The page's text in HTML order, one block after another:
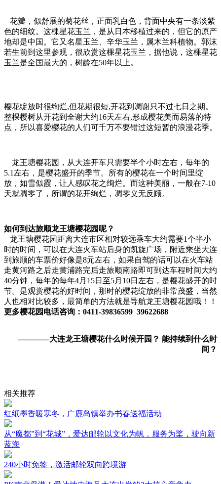
花瓣，似舒展的菊花丝，正面乳白色，背面中央有一条淡紫
色的细纹。这棵星花玉兰，是从日本移植过来的，但它的原产
地却是中国。它又名星玉兰、辛华玉兰，属木兰科植物。郭沫
若生前到这里参观，很欣赏这棵星花玉兰，据他说，这棵星花
玉兰是全国最大的，树龄在50年以上。
樱花绽放时很绚烂,但花期很短,开花到凋谢只不过七日之期。
整棵樱树从开花到全谢大约16天左右,形成樱花美而易落的特
点，所以喜爱樱花的人们可千万不要错过这短暂的浪漫花季。
龙王塘樱花园，从大连开车只需要半个小时左右，每年的
5.1左右，是樱花盛开的季节。所有的樱花在一个时间里绽
放，如雪似霞，让人感叹花之绚烂。而这种美丽，一般在7-10
天就凋零了，所谓的花开绚烂，凋零义无反顾。
如何到达旅顺龙王塘樱花园呢？
龙王塘樱花园距离大连市区相对较远乘车大约需要1个半小
时的时间，可以在大连火车站后身的凯旋广场，附近乘坐大连
到旅顺的车票价好像是8元左右，如果自驾的话可以在火车站
走黄河路之后走黄浦路完后走旅顺南路即可到达车程时间大约
40分钟，每年的每年4月15日至5月10日左右，是樱花盛开的时
节。是观赏樱花的好时间，那时的樱花绽放的非常茂盛，当然
人也相对比较多，最简单的方法就是导航龙王塘樱花园哦！！
更多樱花园电话咨询：0411-39836599 39622688
————大连龙王塘樱花什么时候开园？ 能持续到什么时
间？
相关推荐
红纸墨香暖寒冬，广鹿岛镇举办书春送福活动
从“魔都”到“花城”，爱达邮轮以文化为帆，服务为桨，驶向新
蓝海
240小时免签，激活邮轮双向跨境游